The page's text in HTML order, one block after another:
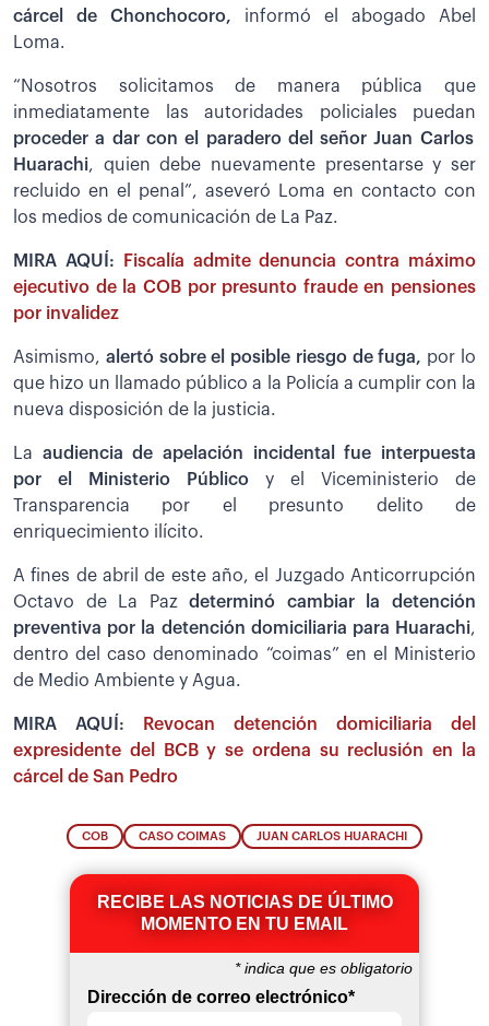
cárcel de Chonchocoro, informó el abogado Abel
Loma.
“Nosotros solicitamos de manera pública que
inmediatamente las autoridades policiales puedan
proceder a dar con el paradero del señor Juan Carlos
Huarachi, quien debe nuevamente presentarse y ser
recluido en el penal”, aseveró Loma en contacto con
los medios de comunicación de La Paz.
MIRA AQUÍ:
Fiscalía admite denuncia contra máximo
ejecutivo de la COB por presunto fraude en pensiones
por invalidez
Asimismo, alertó sobre el posible riesgo de fuga, por lo
que hizo un llamado público a la Policía a cumplir con la
nueva disposición de la justicia.
La audiencia de apelación incidental fue interpuesta
por el Ministerio Público y el Viceministerio de
Transparencia por el presunto delito de
enriquecimiento ilícito.
A fines de abril de este año, el Juzgado Anticorrupción
Octavo de La Pazdeterminó cambiar la detención
preventiva por la detención domiciliaria para Huarachi,
dentro del caso denominado “coimas” en el Ministerio
de Medio Ambiente y Agua.
MIRA AQUÍ:
Revocan detención domiciliaria del
expresidente del BCB y se ordena su reclusión en la
cárcel de San Pedro
COB CASO COIMAS JUAN CARLOS HUARACHI
RECIBE LAS NOTICIAS DE ÚLTIMO
MOMENTO EN TU EMAIL
*indica que es obligatorio
Dirección de correo electrónico*